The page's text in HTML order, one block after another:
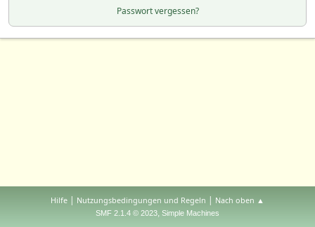
Passwort vergessen?
Hilfe | Nutzungsbedingungen und Regeln | Nach oben ▲
SMF 2.1.4 © 2023, Simple Machines